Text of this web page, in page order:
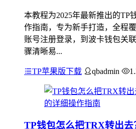
本教程为2025年最新推出的TP
作指南，专为新手打造，全程
账号注册登录，到波卡钱包关
骤清晰易...
TP苹果版下载 qbadmin
TP钱包怎么把TRX转出